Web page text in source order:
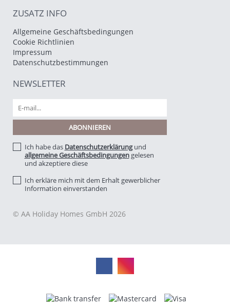
ZUSATZ INFO
Allgemeine Geschäftsbedingungen
Cookie Richtlinien
Impressum
Datenschutzbestimmungen
NEWSLETTER
Ich habe das Datenschutzerklärungund
allgemeine Geschäftsbedingungengelesen
und akzeptiere diese
Ich erkläre mich mit dem Erhalt gewerblicher
Information einverstanden
© AA Holiday Homes GmbH 2026